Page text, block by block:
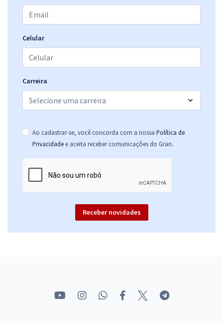
Celular
Carreira
Ao cadastrar-se, você concorda com a nossa Política de
Privacidade e aceita receber comunicações do Gran.
Receber novidades